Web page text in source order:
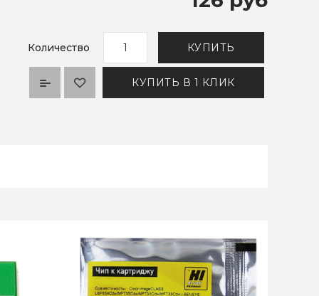
Количество КУПИТЬ
КУПИТЬ В 1 КЛИК